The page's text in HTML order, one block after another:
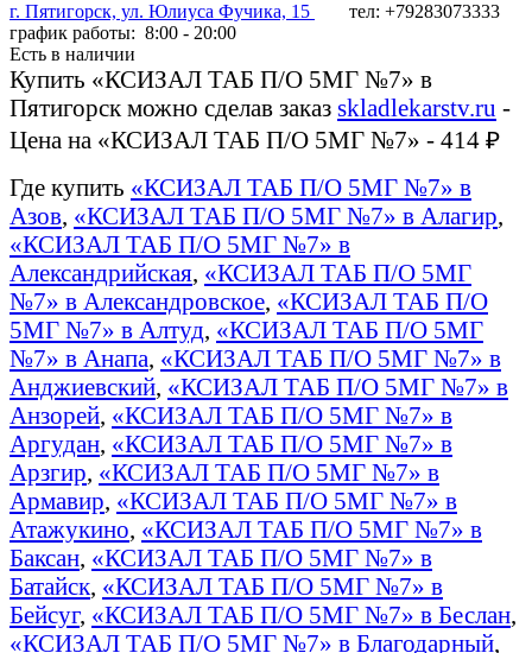
г. Пятигорск, ул. Юлиуса Фучика, 15
тел: +79283073333
график работы: 8:00 - 20:00
Есть в наличии
Купить «КСИЗАЛ ТАБ П/О 5МГ №7» в
Пятигорск можно сделав заказ skladlekarstv.ru -
Цена на «КСИЗАЛ ТАБ П/О 5МГ №7» - 414 ₽
Где купить «КСИЗАЛ ТАБ П/О 5МГ №7» в
Азов, «КСИЗАЛ ТАБ П/О 5МГ №7» в Алагир,
«КСИЗАЛ ТАБ П/О 5МГ №7» в
Александрийская, «КСИЗАЛ ТАБ П/О 5МГ
№7» в Александровское, «КСИЗАЛ ТАБ П/О
5МГ №7» в Алтуд, «КСИЗАЛ ТАБ П/О 5МГ
№7» в Анапа, «КСИЗАЛ ТАБ П/О 5МГ №7» в
Анджиевский, «КСИЗАЛ ТАБ П/О 5МГ №7» в
Анзорей, «КСИЗАЛ ТАБ П/О 5МГ №7» в
Аргудан, «КСИЗАЛ ТАБ П/О 5МГ №7» в
Арзгир, «КСИЗАЛ ТАБ П/О 5МГ №7» в
Армавир, «КСИЗАЛ ТАБ П/О 5МГ №7» в
Атажукино, «КСИЗАЛ ТАБ П/О 5МГ №7» в
Баксан, «КСИЗАЛ ТАБ П/О 5МГ №7» в
Батайск, «КСИЗАЛ ТАБ П/О 5МГ №7» в
Бейсуг, «КСИЗАЛ ТАБ П/О 5МГ №7» в Беслан,
«КСИЗАЛ ТАБ П/О 5МГ №7» в Благодарный,